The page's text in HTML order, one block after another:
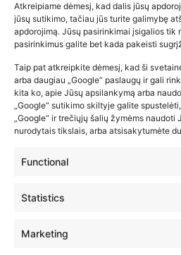
Atkreipiame dėmesį, kad dalis jūsų
jūsų sutikimo, tačiau jūs turite galimybę
apdorojimą. Jūsų pasirinkimai įsigalios tik
pasirinkimus galite bet kada pakeisti
Taip pat atkreipkite dėmesį, kad ši
arba daugiau „Google“ paslaugų ir gali
kita ko, apie Jūsų apsilankymą arba
„Google“ sutikimo skiltyje galite
„Google“ ir trečiųjų šalių žymėms naudoti
nurodytais tikslais, arba atsisakytumėte
Functional
Statistics
Marketing
Populiariausios
kūdikių tyrelės –…
2026-02-22